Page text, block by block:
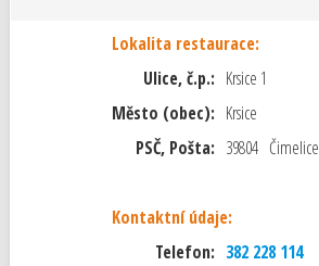
Lokalita restaurace:
Ulice, č.p.: Krsice 1
Město (obec): Krsice
PSČ, Pošta: 39804 Čimelice
Kontaktní údaje:
Telefon: 382 228 114